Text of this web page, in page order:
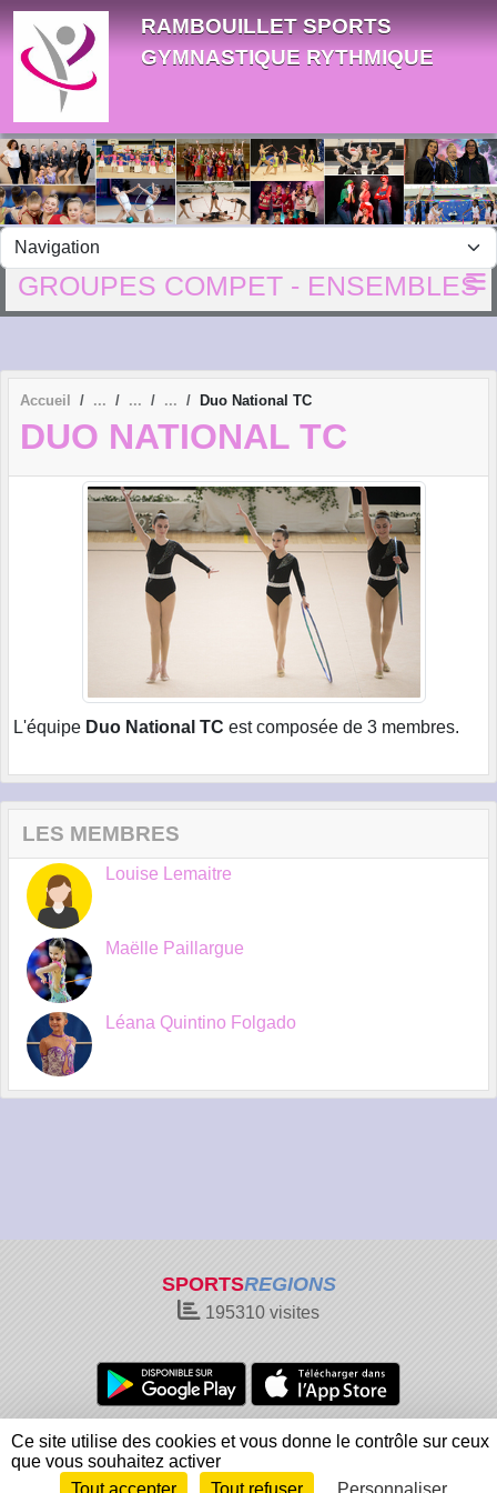
RAMBOUILLET SPORTS
GYMNASTIQUE RYTHMIQUE
GROUPES COMPET - ENSEMBLES
Accueil Duo National TC
DUO NATIONAL TC
L'équipe Duo National TC est composée de 3 membres.
LES MEMBRES
Louise Lemaitre
Maëlle Paillargue
Léana Quintino Folgado
SPORTSREGIONS
195310 visites
Charte cookies
Gestion des cookies
Informations légales
Signaler un contenu inapproprié
Panneau de gestion des cookies
Ce site utilise des cookies et vous donne le contrôle sur ceux
que vous souhaitez activer
Tout accepter
Tout refuser Personnaliser